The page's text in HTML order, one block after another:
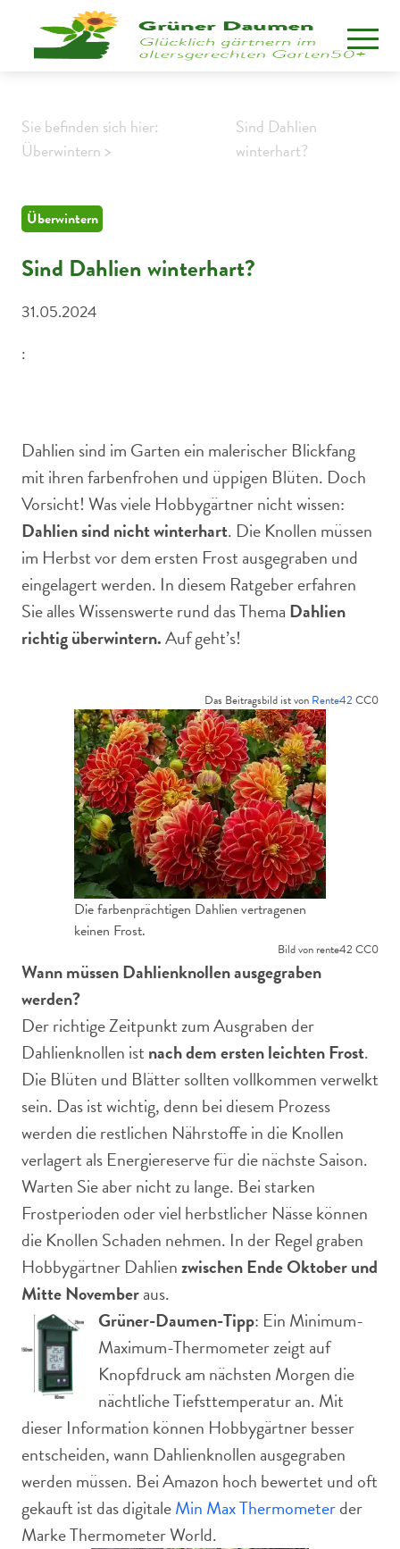
Sie befinden sich hier:
Überwintern >
Sind Dahlien
winterhart?
Überwintern
Sind Dahlien winterhart?
31.05.2024
:
Dahlien sind im Garten ein malerischer Blickfang
mit ihren farbenfrohen und üppigen Blüten. Doch
Vorsicht! Was viele Hobbygärtner nicht wissen:
Dahlien sind nicht winterhart. Die Knollen müssen
im Herbst vor dem ersten Frost ausgegraben und
eingelagert werden. In diesem Ratgeber erfahren
Sie alles Wissenswerte rund das Thema Dahlien
richtig überwintern.Auf geht’s!
Das Beitragsbild ist von Rente42 CC0
Die farbenprächtigen Dahlien vertragenen
keinen Frost.
Bild von rente42 CC0
Wann müssen Dahlienknollen ausgegraben
werden?
Der richtige Zeitpunkt zum Ausgraben der
Dahlienknollen ist nach dem ersten leichten Frost.
Die Blüten und Blätter sollten vollkommen verwelkt
sein. Das ist wichtig, denn bei diesem Prozess
werden die restlichen Nährstoffe in die Knollen
verlagert als Energiereserve für die nächste Saison.
Warten Sie aber nicht zu lange. Bei starken
Frostperioden oder viel herbstlicher Nässe können
die Knollen Schaden nehmen. In der Regel graben
Hobbygärtner Dahlienzwischen Ende Oktober und
Mitte Novemberaus.
Grüner-Daumen-Tipp: Ein Minimum-
Maximum-Thermometer zeigt auf
Knopfdruck am nächsten Morgen die
nächtliche Tiefsttemperatur an. Mit
dieser Information können Hobbygärtner besser
entscheiden, wann Dahlienknollen ausgegraben
werden müssen. Bei Amazon hoch bewertet und oft
gekauft ist das digitaleMin Max Thermometerder
Marke Thermometer World.